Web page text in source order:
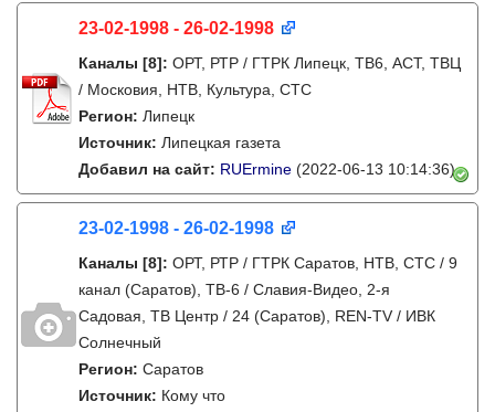
23-02-1998 - 26-02-1998
Каналы [8]: ОРТ, РТР / ГТРК Липецк, ТВ6, АСТ, ТВЦ
/ Московия, НТВ, Культура, СТС
Регион: Липецк
Источник: Липецкая газета
Добавил на сайт: RUErmine (2022-06-13 10:14:36)
23-02-1998 - 26-02-1998
Каналы [8]: ОРТ, РТР / ГТРК Саратов, НТВ, СТС / 9
канал (Саратов), ТВ-6 / Славия-Видео, 2-я
Садовая, ТВ Центр / 24 (Саратов), REN-TV / ИВК
Солнечный
Регион: Саратов
Источник: Кому что